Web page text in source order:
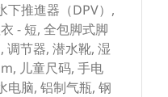
下推進器（DPV）,
- 短, 全包脚式脚
调节器, 潜水靴, 湿
儿童尺码, 手电
电脑, 铝制气瓶, 钢